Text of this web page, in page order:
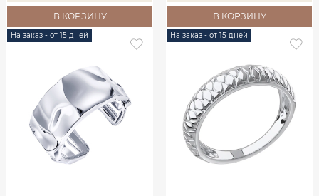
В КОРЗИНУ В КОРЗИНУ
На заказ - от 15 дней На заказ - от 15 дней